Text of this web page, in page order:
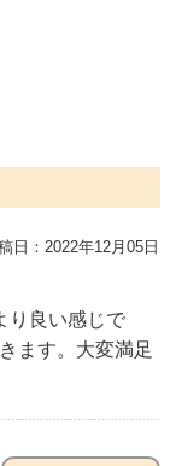
日：2022年12月05日
り良い感じで
ます。大変満足